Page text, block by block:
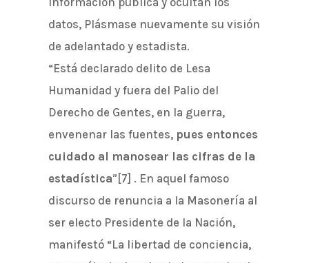
datos, Plásmase nuevamente su visión
de adelantado y estadista.
“Está declarado delito de Lesa
Humanidad y fuera del Palio del
Derecho de Gentes, en la guerra,
envenenar las fuentes, pues entonces
cuidado al manosear las cifras de la
estadística”[7] . En aquel famoso
discurso de renuncia a la Masonería al
ser electo Presidente de la Nación,
manifestó “La libertad de conciencia,